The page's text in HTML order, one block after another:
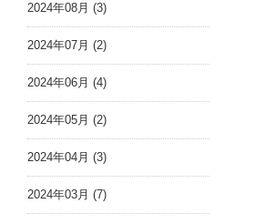
2024年08月 (3)
2024年07月 (2)
2024年06月 (4)
2024年05月 (2)
2024年04月 (3)
2024年03月 (7)